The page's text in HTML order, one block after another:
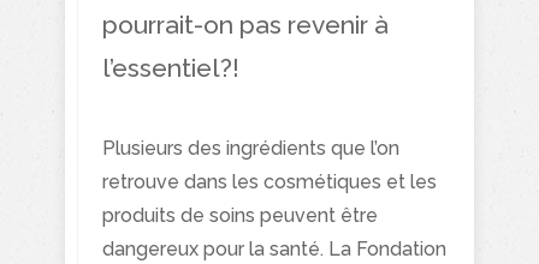
pourrait-on pas revenir à
l’essentiel?!
Plusieurs des ingrédients que l’on
retrouve dans les cosmétiques et les
produits de soins peuvent être
dangereux pour la santé. La Fondation